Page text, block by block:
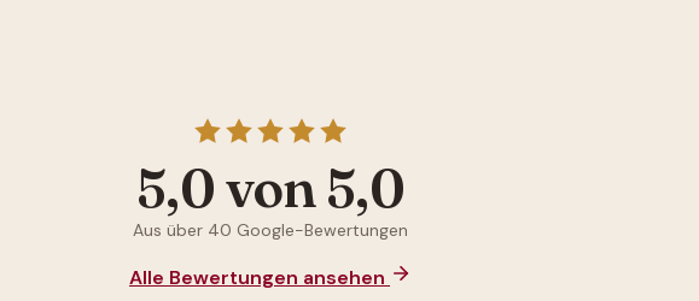
5,0 von 5,0
Aus über 40 Google-Bewertungen
Alle Bewertungen ansehen